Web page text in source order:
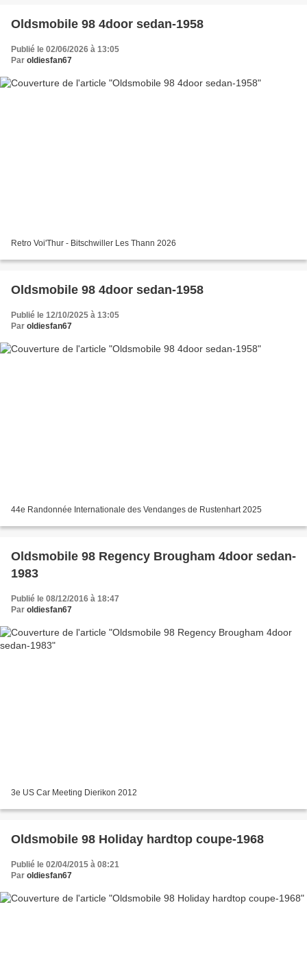
Oldsmobile 98 4door sedan-1958
Publié le 02/06/2026 à 13:05
Par oldiesfan67
Retro Voi'Thur - Bitschwiller Les Thann 2026
Oldsmobile 98 4door sedan-1958
Publié le 12/10/2025 à 13:05
Par oldiesfan67
44e Randonnée Internationale des Vendanges de Rustenhart 2025
Oldsmobile 98 Regency Brougham 4door sedan-
1983
Publié le 08/12/2016 à 18:47
Par oldiesfan67
3e US Car Meeting Dierikon 2012
Oldsmobile 98 Holiday hardtop coupe-1968
Publié le 02/04/2015 à 08:21
Par oldiesfan67